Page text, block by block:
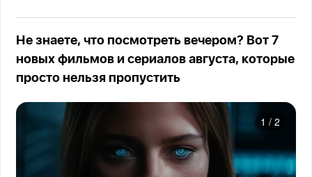
Не знаете, что посмотреть вечером? Вот 7
новых фильмов и сериалов августа, которые
просто нельзя пропустить
1 / 2